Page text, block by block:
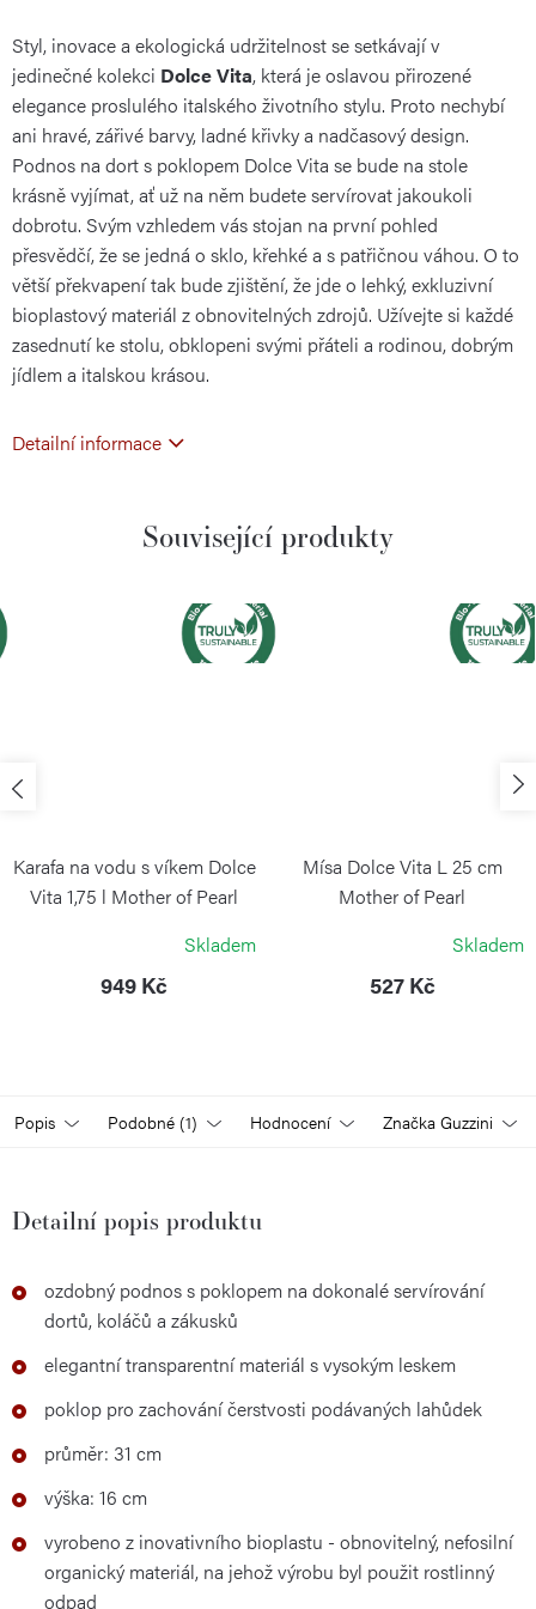
cena:
Styl, inovace a ekologická udržitelnost se setkávají v
jedinečné kolekci Dolce Vita, která je oslavou přirozené
elegance proslulého italského životního stylu. Proto nechybí
ani hravé, zářivé barvy, ladné křivky a nadčasový design.
Podnos na dort s poklopem Dolce Vita se bude na stole
krásně vyjímat, ať už na něm budete servírovat jakoukoli
dobrotu. Svým vzhledem vás stojan na první pohled
přesvědčí, že se jedná o sklo, křehké a s patřičnou váhou. O to
větší překvapení tak bude zjištění, že jde o lehký, exkluzivní
bioplastový materiál z obnovitelných zdrojů. Užívejte si každé
zasednutí ke stolu, obklopeni svými přáteli a rodinou, dobrým
jídlem a italskou krásou.
Detailní informace
Související produkty
Karafa na vodu s víkem Dolce
Vita 1,75 l Mother of Pearl
Skladem
949 Kč
Mísa Dolce Vita L 25 cm
Mother of Pearl
Skladem
527 Kč
Popis Podobné (1) Hodnocení Značka Guzzini
Detailní popis produktu
ozdobný podnos s poklopem na dokonalé servírování
dortů, koláčů a zákusků
elegantní transparentní materiál s vysokým leskem
poklop pro zachování čerstvosti podávaných lahůdek
průměr: 31 cm
výška: 16 cm
vyrobeno z inovativního bioplastu - obnovitelný, nefosilní
organický materiál, na jehož výrobu byl použit rostlinný
odpad